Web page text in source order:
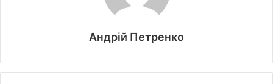
Андрій Петренко